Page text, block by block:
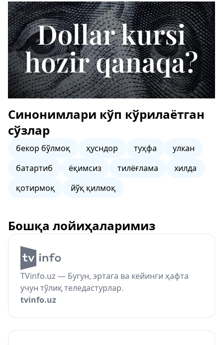
Синонимлари кўп кўрилаётган
сўзлар
бекор бўлмоқ ҳусндор туҳфа
улкан
батартиб
ёқимсиз тилёғлама
хилда
қотирмоқ
йўқ қилмоқ
Бошқа лойиҳаларимиз
TVinfo.uz — Бугун, эртага ва кейинги ҳафта
учун тўлиқ теледастурлар.
tvinfo.uz